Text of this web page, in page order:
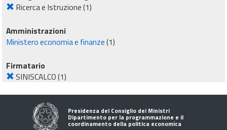
Ricerca e Istruzione(1)
Amministrazioni
Ministero economia e finanze(1)
Firmatario
SINISCALCO(1)
Presidenza del Consiglio dei Ministri
Dipartimento per la programmazione e il
coordinamento della politica economica